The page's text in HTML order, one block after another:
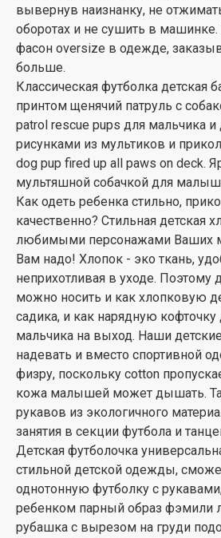
вывернув наизнанку, не
оборотах и не сушить в машинке.
фасон oversize в одежде,
больше.
Классическая футболка детская
принтом щенячий патруль с
patrol rescue pups для мальчика и
рисунками из мультиков и
dog pup fired up all paws on deck.
мультяшной собачкой для
Как одеть ребенка стильно,
качественно? Стильная детская
любимыми персонажами Ваших
Вам надо! Хлопок - эко ткань,
неприхотливая в уходе. Поэтому
можно носить и как хлопковую
садика, и как нарядную
мальчика на выход. Наши
надевать и вместо спортивной
физру, поскольку cotton
кожа малышей может дышать.
рукавов из экологичного
занятия в секции футбола и
Детская футболочка
стильной детской одежды,
однотонную футболку с
ребенком парный образ фэмили
рубашка с вырезом на груди